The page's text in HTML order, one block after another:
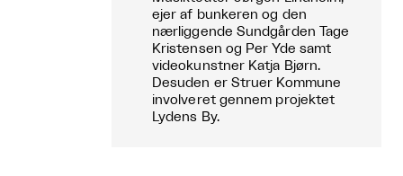
ejer af bunkeren og den
nærliggende Sundgården Tage
Kristensen og Per Yde samt
videokunstner Katja Bjørn.
Desuden er Struer Kommune
involveret gennem projektet
Lydens By.